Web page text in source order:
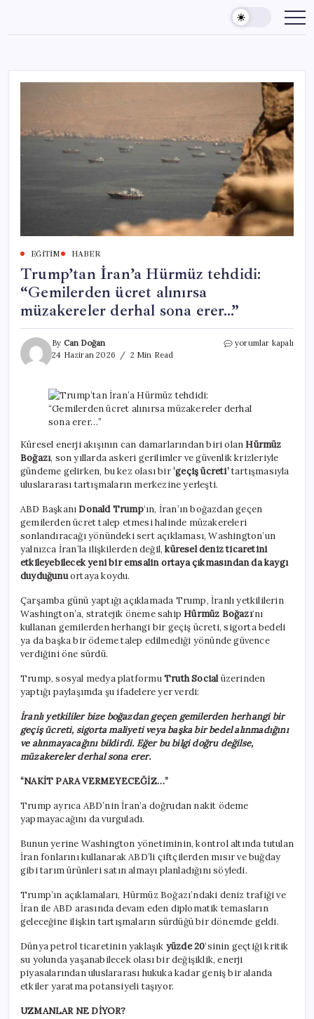
content
EĞITIM HABER
Trump’tan İran’a Hürmüz tehdidi:
“Gemilerden ücret alınırsa
müzakereler derhal sona erer…”
By Can Doğan
24 Haziran 2026
2 Min Read
Trump’tan
alınırsa
derhal
sona
erer…”
için
yorumlar kapalı
Küresel enerji akışının can damarlarından biri olanHürmüz
Boğazı, son yıllarda askeri gerilimler ve güvenlik krizleriyle
gündeme gelirken, bu kez olası bir‘geçiş ücreti’tartışmasıyla
uluslararası tartışmaların merkezine yerleşti.
ABD BaşkanıDonald Trump‘ın, İran’ın boğazdan geçen
gemilerden ücret talep etmesi halinde müzakereleri
sonlandıracağı yönündeki sert açıklaması, Washington’un
yalnızca İran’la ilişkilerden değil,küresel deniz ticaretini
etkileyebilecek yeni bir emsalin ortaya çıkmasından da kaygı
duyduğunuortaya koydu.
Çarşamba günü yaptığı açıklamada Trump, İranlı yetkililerin
Washington’a, stratejik öneme sahipHürmüz Boğazı‘nı
kullanan gemilerden herhangi bir geçiş ücreti, sigorta bedeli
ya da başka bir ödeme talep edilmediği yönünde güvence
verdiğini öne sürdü.
Trump, sosyal medya platformuTruth Socialüzerinden
yaptığı paylaşımda şu ifadelere yer verdi:
İranlı yetkililer bize boğazdan geçen gemilerden herhangi bir
geçiş ücreti, sigorta maliyeti veya başka bir bedel alınmadığını
ve alınmayacağını bildirdi. Eğer bu bilgi doğru değilse,
müzakereler derhal sona erer.
“NAKİT PARA VERMEYECEĞİZ…”
Trump ayrıca ABD’nin İran’a doğrudan nakit ödeme
yapmayacağını da vurguladı.
Bunun yerine Washington yönetiminin, kontrol altında tutulan
İran fonlarını kullanarak ABD’li çiftçilerden mısır ve buğday
gibi tarım ürünleri satın almayı planladığını söyledi.
Trump’ın açıklamaları, Hürmüz Boğazı’ndaki deniz trafiği ve
İran ile ABD arasında devam eden diplomatik temasların
geleceğine ilişkin tartışmaların sürdüğü bir dönemde geldi.
Dünya petrol ticaretinin yaklaşık yüzde 20‘sinin geçtiği kritik
su yolunda yaşanabilecek olası bir değişiklik, enerji
piyasalarından uluslararası hukuka kadar geniş bir alanda
etkiler yaratma potansiyeli taşıyor.
UZMANLAR NE DİYOR?